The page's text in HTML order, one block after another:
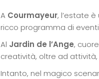
A Courmayeur, l’estate è
ricco programma di
Al Jardin de l’Ange,
creatività, oltre ad
Intanto, nel magico